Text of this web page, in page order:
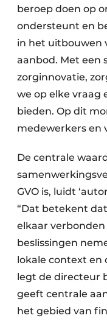
beroep doen op
ondersteunt en
in het uitbouwen
aanbod. Met een
zorginnovatie,
we op elke vraag
bieden. Op dit
medewerkers en
De centrale
GVO is, luidt
“Dat betekent
elkaar
beslissingen
lokale context en
legt de directeur
geeft centrale
het gebied van